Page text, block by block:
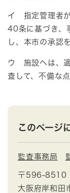
イ 指定管理者が
40条に基づき、
し、本市の承認
ウ 施設へは、
査して、不備な
このページ
監査事務局
〒596-8510
大阪府岸和